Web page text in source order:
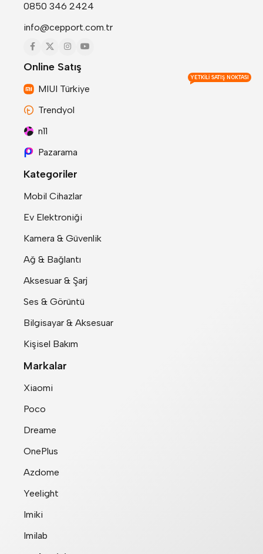
0850 346 2424
info@cepport.com.tr
Online Satış
MIUI Türkiye
YETKILI SATIŞ NOKTASI
Trendyol
n11
Pazarama
Kategoriler
Mobil Cihazlar
Ev Elektroniği
Kamera & Güvenlik
Ağ & Bağlantı
Aksesuar & Şarj
Ses & Görüntü
Bilgisayar & Aksesuar
Kişisel Bakım
Markalar
Xiaomi
Poco
Dreame
OnePlus
Azdome
Yeelight
Imiki
Imilab